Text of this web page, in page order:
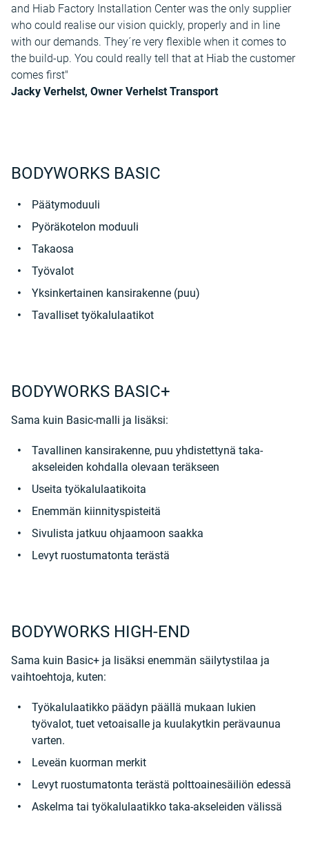
and Hiab Factory Installation Center was the only supplier
who could realise our vision quickly, properly and in line
with our demands. They´re very flexible when it comes to
the build-up. You could really tell that at Hiab the customer
comes first"
Jacky Verhelst, Owner Verhelst Transport
BODYWORKS BASIC
Päätymoduuli
Pyöräkotelon moduuli
Takaosa
Työvalot
Yksinkertainen kansirakenne (puu)
Tavalliset työkalulaatikot
BODYWORKS BASIC+
Sama kuin Basic-malli ja lisäksi:
Tavallinen kansirakenne, puu yhdistettynä taka-
akseleiden kohdalla olevaan teräkseen
Useita työkalulaatikoita
Enemmän kiinnityspisteitä
Sivulista jatkuu ohjaamoon saakka
Levyt ruostumatonta terästä
BODYWORKS HIGH-END
Sama kuin Basic+ ja lisäksi enemmän säilytystilaa ja
vaihtoehtoja, kuten:
Työkalulaatikko päädyn päällä mukaan lukien
työvalot, tuet vetoaisalle ja kuulakytkin perävaunua
varten.
Leveän kuorman merkit
Levyt ruostumatonta terästä polttoainesäiliön edessä
Askelma tai työkalulaatikko taka-akseleiden välissä